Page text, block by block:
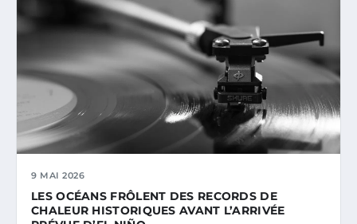
9 MAI 2026
LES OCÉANS FRÔLENT DES RECORDS DE
CHALEUR HISTORIQUES AVANT L’ARRIVÉE